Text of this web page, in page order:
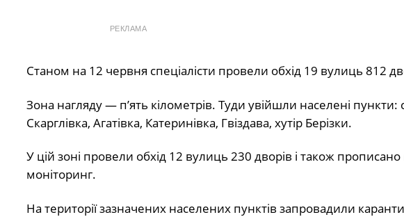
РЕКЛАМА
Станом на 12 червня спеціалісти провели обхід 19 вулиць 812
Зона нагляду — п’ять кілометрів. Туди увійшли населені
Скарглівка, Агатівка, Катеринівка, Гвіздава, хутір Берізки.
У цій зоні провели обхід 12 вулиць 230 дворів і також
моніторинг.
На території зазначених населених пунктів запровадили